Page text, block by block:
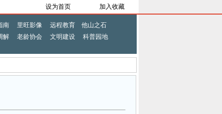
设为首页 加入收藏
南 里旺影像 远程教育
他山之石
解 老龄协会 文明建设
科普园地